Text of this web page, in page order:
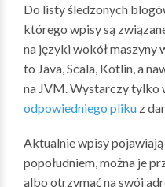
Do listy śledzonych
którego wpisy są
na języki wokół maszyny
to Java, Scala, Kotlin, a
na JVM. Wystarczy tylko
odpowiedniego pliku z
Aktualnie wpisy
popołudniem, można je
albo otrzymać na swój